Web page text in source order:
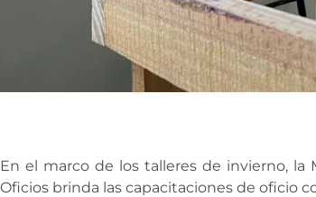
En el marco de los talleres de invierno, la
Oficios brinda las capacitaciones de oficio